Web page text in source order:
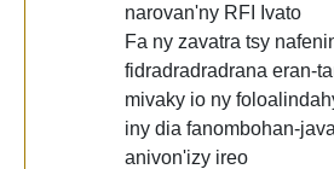
narovan'ny RFI Ivato
Fa ny zavatra tsy
fidradradradrana eran-
mivaky io ny
iny dia fanombohan-
anivon'izy ireo